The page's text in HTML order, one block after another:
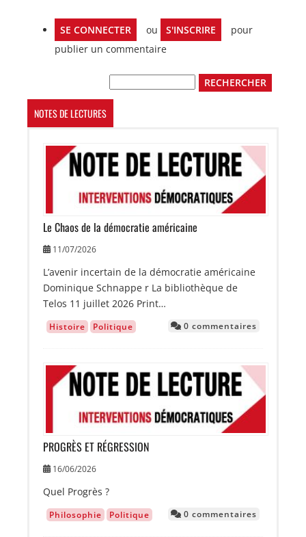
SE CONNECTER ou S'INSCRIRE
pour
publier un commentaire
NOTES DE LECTURES
Image
Le Chaos de la démocratie américaine
11/07/2026
L’avenir incertain de la démocratie américaine
Dominique Schnappe r La bibliothèque de
Telos 11 juillet 2026 Print…
Histoire Politique 0 commentaires
Image
PROGRÈS ET RÉGRESSION
16/06/2026
Quel Progrès ?
Philosophie Politique 0 commentaires